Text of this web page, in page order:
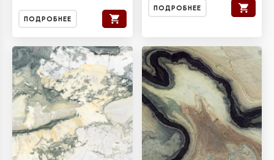
ПОДРОБНЕЕ
ПОДРОБНЕЕ